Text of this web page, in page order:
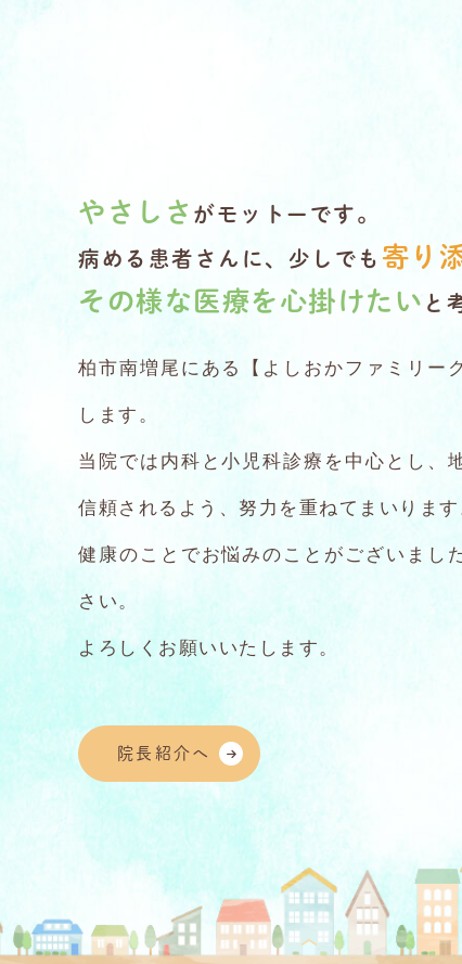
やさしさ がモットーです。
病める患者さんに、 少しでも 寄り
その様な医療を心掛けたい と
柏市南増尾にある【よしおかファミリー
します。
当院では内科と小児科診療を中心とし、
信頼されるよう、努力を重ねてまいります
健康のことでお悩みのことがございまし
さい。
よろしくお願いいたします。
院長紹介へ